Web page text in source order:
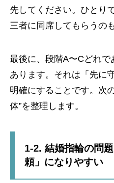
先してください。ひとり
三者に同席してもらうの
最後に、段階A〜Cどれ
あります。それは「先に
明確にすることです。次
体”を整理します。
1-2. 結婚指輪の問
頼」になりやすい